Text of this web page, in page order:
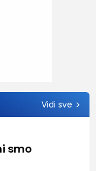
Vidi sve
smo